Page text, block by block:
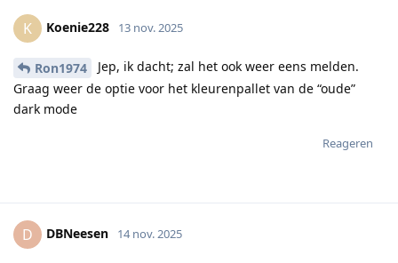
K Koenie228 13 nov. 2025
Ron1974
Jep, ik dacht; zal het ook weer eens melden.
Graag weer de optie voor het kleurenpallet van de “oude”
dark mode
Reageren
D DBNeesen 14 nov. 2025